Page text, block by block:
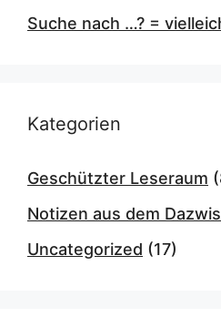
Suche nach …? =
Kategorien
Geschützter Leseraum
Notizen aus dem
Uncategorized (17)